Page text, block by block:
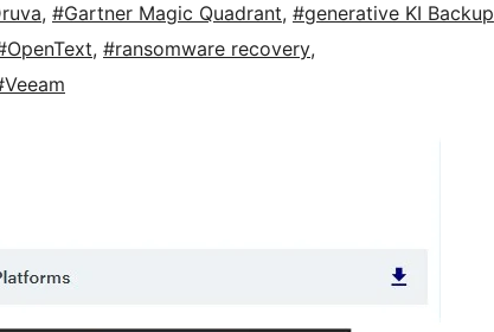
, #Gartner Magic Quadrant, #generative KI Backup
, #ransomware recovery,